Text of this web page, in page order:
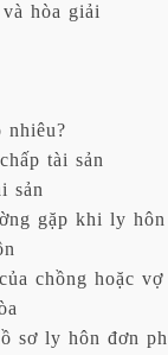
hòa giải
nhiêu?
tài sản
sản
gặp khi ly
chồng hoặc vợ
sơ ly hôn đơn